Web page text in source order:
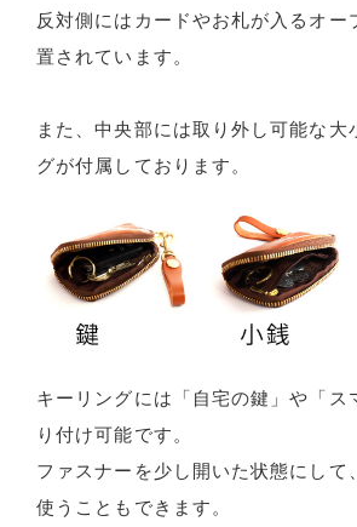
反対側にはカードやお札が入るオー
置されています。
また、中央部には取り外し可能な大
グが付属しております。
キーリングには「自宅の鍵」や「ス
り付け可能です。
ファスナーを少し開いた状態にして
使うこともできます。